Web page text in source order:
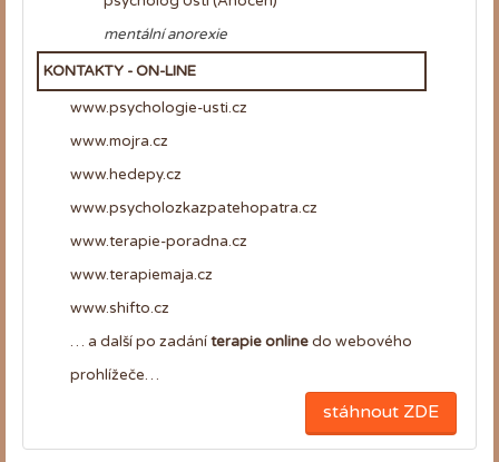
mentální anorexie
KONTAKTY - ON-LINE
www.psychologie-usti.cz
www.mojra.cz
www.hedepy.cz
www.psycholozkazpatehopatra.cz
www.terapie-poradna.cz
www.terapiemaja.cz
www.shifto.cz
… a další po zadáníterapieonlinedo webového
prohlížeče…
stáhnout ZDE